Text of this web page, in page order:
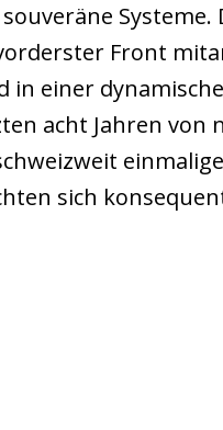
Systeme.
Front
in einer
acht Jahren von
sich